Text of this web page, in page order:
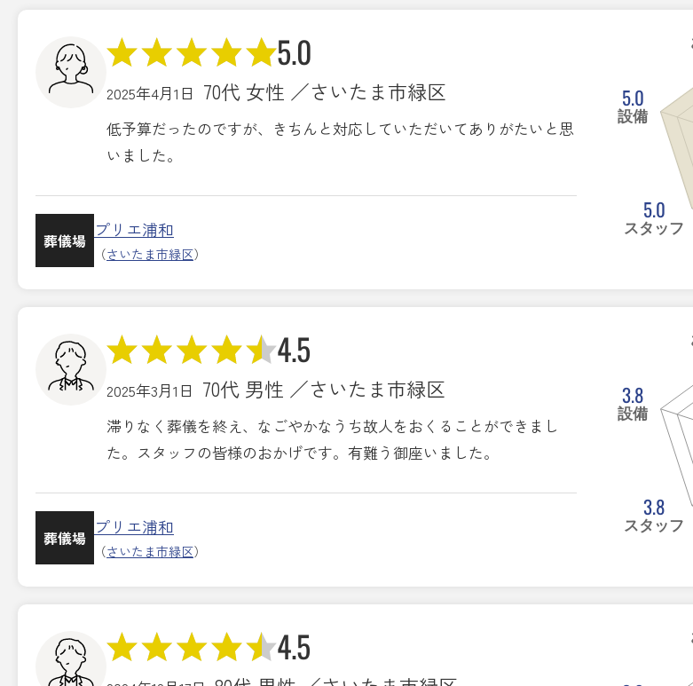
5.0
2025年4月1日 70代 女性 ／さいたま市緑区
低予算だったのですが、きちんと対応していただいてありがたいと思
いました。
葬儀場 プリエ浦和
（さいたま市緑区）
5.0
スタッフ
5.0
設備
4.5
2025年3月1日 70代 男性 ／さいたま市緑区
滞りなく葬儀を終え、なごやかなうち故人をおくることができまし
た。スタッフの皆様のおかげです。有難う御座いました。
葬儀場 プリエ浦和
（さいたま市緑区）
3.8
スタッフ
3.8
設備
4.5